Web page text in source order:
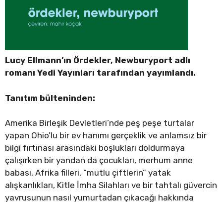
Lucy Ellmann’ın Ördekler, Newburyport adlı
romanı Yedi Yayınları tarafından yayımlandı.
Tanıtım bülteninden:
Amerika Birleşik Devletleri’nde peş peşe turtalar
yapan Ohio’lu bir ev hanımı gerçeklik ve anlamsız bir
bilgi fırtınası arasındaki boşlukları doldurmaya
çalışırken bir yandan da çocukları, merhum anne
babası, Afrika filleri, “mutlu çiftlerin” yatak
alışkanlıkları, Kitle İmha Silahları ve bir tahtalı güvercin
yavrusunun nasıl yumurtadan çıkacağı hakkında